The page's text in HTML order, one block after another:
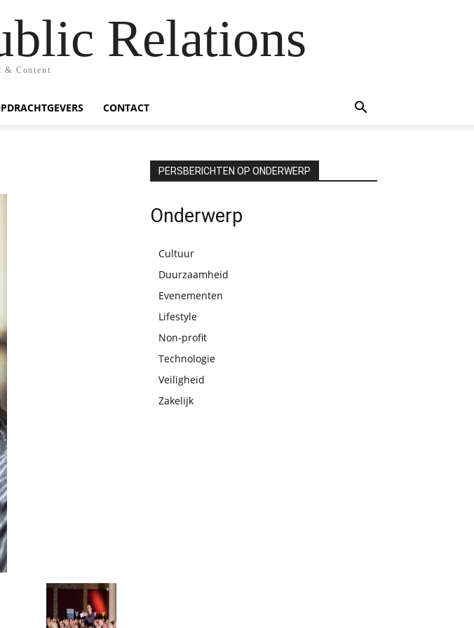
Relations
& Content
CONTACT
PERSBERICHTEN OP ONDERWERP
Onderwerp
Cultuur
Duurzaamheid
Evenementen
Lifestyle
Non-profit
Technologie
Veiligheid
Zakelijk